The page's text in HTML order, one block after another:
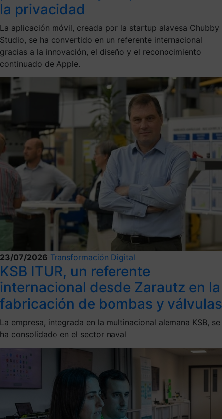
la privacidad
La aplicación móvil, creada por la startup alavesa Chubby
Studio, se ha convertido en un referente internacional
gracias a la innovación, el diseño y el reconocimiento
continuado de Apple.
23/07/2026 Transformación Digital
KSB ITUR, un referente
internacional desde Zarautz en la
fabricación de bombas y válvulas
La empresa, integrada en la multinacional alemana KSB, se
ha consolidado en el sector naval